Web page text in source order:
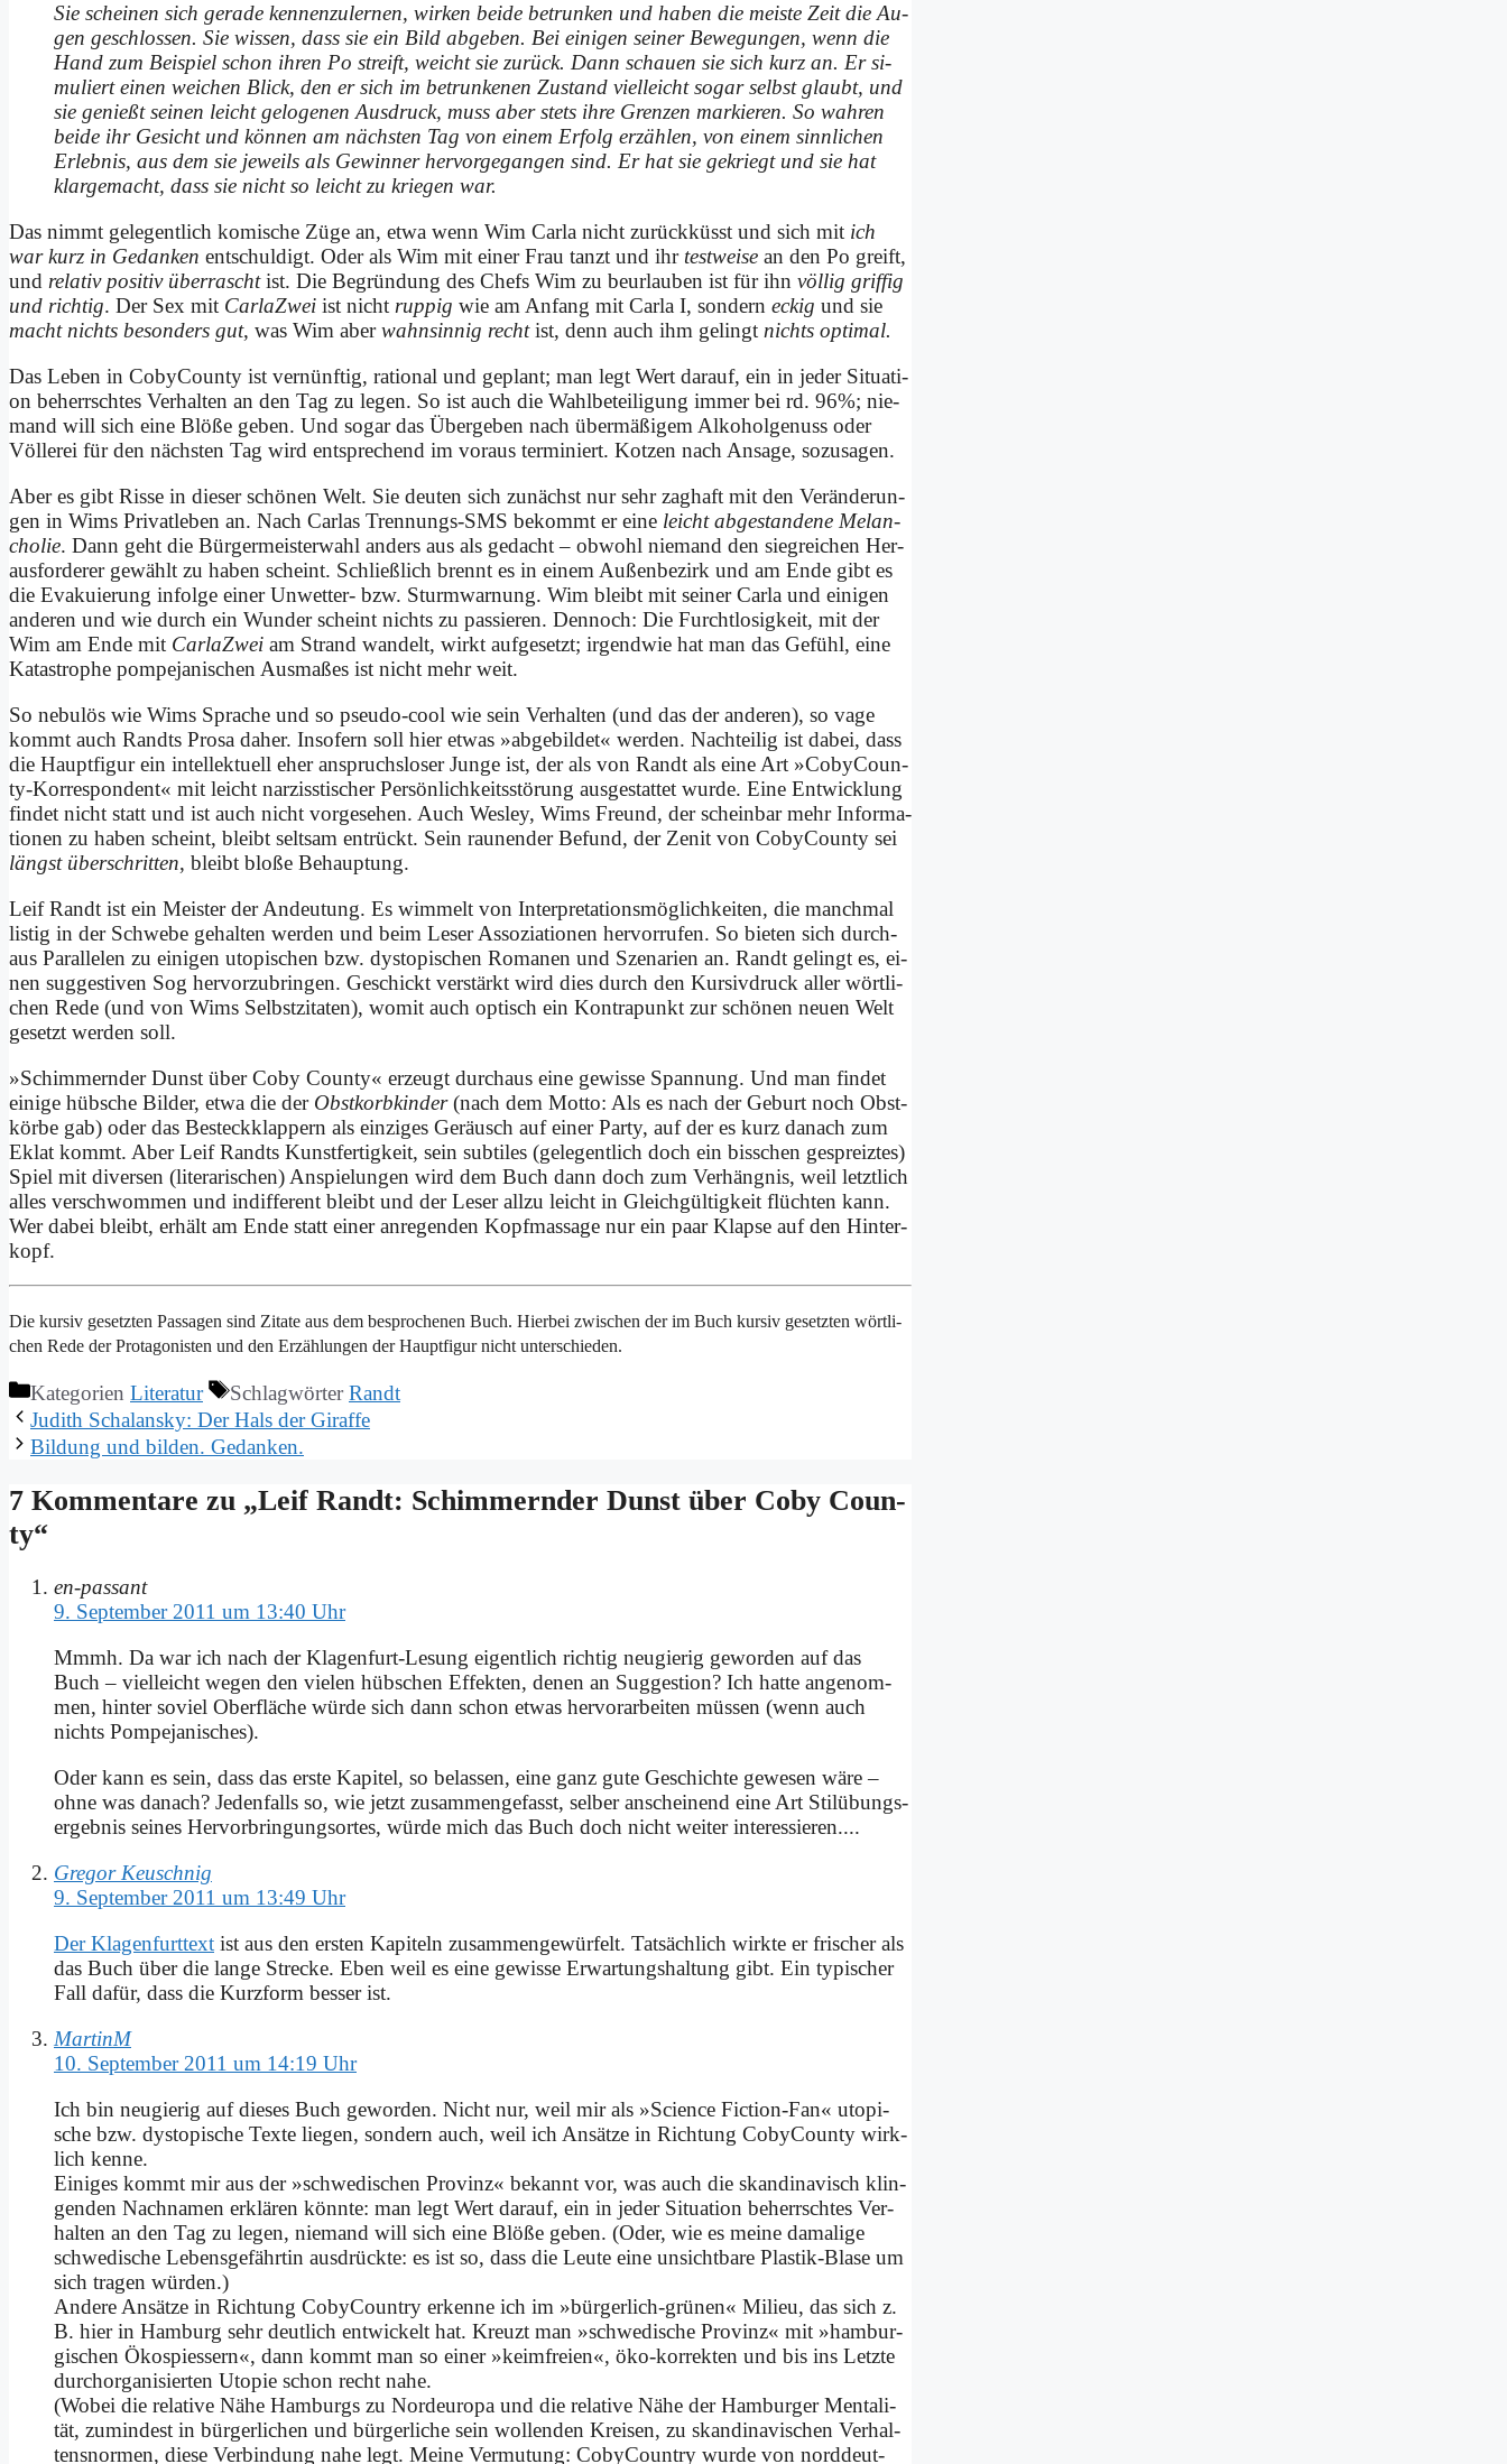
Sie schei­nen sich ge­ra­de ken­nen­zu­ler­nen, wir­ken bei­de be­trun­ken und ha­ben die mei­ste Zeit die Au­
gen ge­schlos­sen. Sie wis­sen, dass sie ein Bild ab­ge­ben. Bei ei­ni­gen sei­ner Be­we­gun­gen, wenn die
Hand zum Bei­spiel schon ih­ren Po streift, weicht sie zu­rück. Dann schau­en sie sich kurz an. Er si­
mu­liert ei­nen wei­chen Blick, den er sich im be­trun­ke­nen Zu­stand viel­leicht so­gar selbst glaubt, und
sie ge­nießt sei­nen leicht ge­lo­ge­nen Aus­druck, muss aber stets ih­re Gren­zen mar­kie­ren. So wah­ren
bei­de ihr Ge­sicht und kön­nen am näch­sten Tag von ei­nem Er­folg er­zäh­len, von ei­nem sinn­lichen
Er­leb­nis, aus dem sie je­weils als Ge­win­ner her­vor­ge­gan­gen sind. Er hat sie ge­kriegt und sie hat
klar­ge­macht, dass sie nicht so leicht zu krie­gen war.
Das nimmt ge­le­gent­lich ko­mi­sche Zü­ge an, et­wa wenn Wim Car­la nicht zu­rück­küsst und sich mit ich
war kurz in Ge­dan­ken ent­schul­digt. Oder als Wim mit ei­ner Frau tanzt und ihr test­wei­se an den Po greift,
und re­la­tiv po­si­tiv über­raschtist. Die Be­grün­dung des Chefs Wim zu be­ur­lau­ben ist für ihn völ­lig grif­fig
und rich­tig. Der Sex mit Car­la­Zwei ist nicht rup­pig wie am An­fang mit Car­la I, son­dern eckig und sie
macht nichts be­son­ders gut, was Wim aberwahn­sin­nig rechtist, denn auch ihm ge­lingt nichts op­ti­mal.
Das Le­ben in Co­by­Coun­ty ist ver­nünf­tig, ra­tio­nal und ge­plant; man legt Wert dar­auf, ein in je­der Si­tua­ti­
on be­herrsch­tes Ver­hal­ten an den Tag zu le­gen. So ist auch die Wahlbeteili­gung im­mer bei rd. 96%; nie­
mand will sich ei­ne Blö­ße ge­ben. Und so­gar das Über­geben nach über­mä­ßi­gem Al­ko­hol­ge­nuss oder
Völ­le­rei für den näch­sten Tag wird ent­spre­chend im vor­aus ter­mi­niert. Kot­zen nach An­sa­ge, so­zu­sa­gen.
Aber es gibt Ris­se in die­ser schö­nen Welt. Sie deu­ten sich zu­nächst nur sehr zag­haft mit den Ver­än­de­run­
gen in Wims Pri­vat­le­ben an. Nach Car­las Tren­nungs-SMS be­kommt er ei­ne leicht ab­ge­stan­de­ne Me­lan­
cho­lie. Dann geht die Bür­ger­mei­ster­wahl an­ders aus als ge­dacht – ob­wohl nie­mand den sieg­rei­chen Her­
aus­for­de­rer ge­wählt zu ha­ben scheint. Schließ­lich brennt es in ei­nem Au­ßen­be­zirk und am En­de gibt es
die Eva­ku­ie­rung in­fol­ge ei­ner Un­wet­ter- bzw. Sturm­war­nung. Wim bleibt mit sei­ner Car­la und ei­ni­gen
an­de­ren und wie durch ein Wun­der scheint nichts zu pas­sie­ren. Den­noch: Die Furcht­lo­sig­keit, mit der
Wim am En­de mit Car­la­Zwei am Strand wan­delt, wirkt auf­ge­setzt; ir­gend­wie hat man das Ge­fühl, ei­ne
Ka­ta­stro­phe pom­pe­ja­ni­schen Aus­ma­ßes ist nicht mehr weit.
So ne­bu­lös wie Wims Spra­che und so pseu­do-cool wie sein Ver­hal­ten (und das der an­de­ren), so va­ge
kommt auch Randts Pro­sa da­her. In­so­fern soll hier et­was »ab­ge­bil­det« wer­den. Nach­tei­lig ist da­bei, dass
die Haupt­fi­gur ein in­tel­lek­tu­ell eher an­spruchs­lo­ser Jun­ge ist, der als von Randt als ei­ne Art »Co­by­Coun­
ty-Kor­re­spon­dent« mit leicht nar­ziss­ti­scher Per­sön­lich­keits­stö­rung aus­ge­stat­tet wur­de. Ei­ne Ent­wick­lung
fin­det nicht statt und ist auch nicht vor­ge­se­hen. Auch Wes­ley, Wims Freund, der schein­bar mehr In­for­ma­
tio­nen zu ha­ben scheint, bleibt selt­sam ent­rückt. Sein rau­nen­der Be­fund, der Ze­nit von Co­by­Coun­ty sei
längst über­schrit­ten, bleibt blo­ße Be­haup­tung.
Leif Randt ist ein Mei­ster der An­deu­tung. Es wim­melt von In­ter­pre­ta­ti­ons­mög­lich­kei­ten, die manch­mal
li­stig in der Schwe­be ge­hal­ten wer­den und beim Le­ser As­so­zia­tio­nen her­vor­ru­fen. So bie­ten sich durch­
aus Par­al­le­len zu ei­ni­gen uto­pi­schen bzw. dys­to­pi­schen Ro­ma­nen und Sze­na­ri­en an. Randt ge­lingt es, ei­
nen sug­ge­sti­ven Sog her­vor­zu­brin­gen. Ge­schickt ver­stärkt wird dies durch den Kur­siv­druck al­ler wört­li­
chen Re­de (und von Wims Selbst­zi­ta­ten), wo­mit auch op­tisch ein Kon­tra­punkt zur schö­nen neu­en Welt
ge­setzt wer­den soll.
»Schim­mern­der Dunst über Co­by Coun­ty« er­zeugt durch­aus ei­ne ge­wis­se Span­nung. Und man fin­det
ei­ni­ge hüb­sche Bil­der, et­wa die der Obst­korb­kin­der(nach dem Mot­to: Als es nach der Ge­burt noch Obst­
kör­be gab) oder das Be­steck­klap­pern als ein­zi­ges Ge­räusch auf ei­ner Par­ty, auf der es kurz da­nach zum
Eklat kommt. Aber Leif Randts Kunst­fer­tig­keit, sein sub­ti­les (ge­le­gent­lich doch ein biss­chen ge­spreiz­tes)
Spiel mit di­ver­sen (li­te­ra­ri­schen) An­spie­lun­gen wird dem Buch dann doch zum Ver­häng­nis, weil letzt­lich
al­les ver­schwommen und in­dif­fe­rent bleibt und der Le­ser all­zu leicht in Gleich­gül­tig­keit flüch­ten kann.
Wer da­bei bleibt, er­hält am En­de statt ei­ner an­re­gen­den Kopf­massa­ge nur ein paar Klap­se auf den Hin­ter­
kopf.
Die kur­siv ge­setz­ten Pas­sa­gen sind Zi­ta­te aus dem be­spro­che­nen Buch. Hier­bei zwi­schen der im Buch kur­siv ge­setz­ten wört­li­
chen Re­de der Prot­ago­ni­sten und den Er­zäh­lun­gen der Haupt­fi­gur nicht un­ter­schie­den.
Kategorien Literatur SchlagwörterRandt
Ju­dith Schal­an­sky: Der Hals der Gi­raf­fe
Bil­dung und bil­den. Ge­dan­ken.
7 Kommentare zu „Leif Randt: Schim­mern­der Dunst über Co­by Coun­
ty“
en-passant
9. September 2011 um 13:40 Uhr
Mmmh. Da war ich nach der Kla­gen­furt-Le­sung ei­gent­lich rich­tig neu­gie­rig ge­wor­den auf das
Buch – viel­leicht we­gen den vie­len hüb­schen Ef­fek­ten, de­nen an Sug­ge­sti­on? Ich hat­te an­ge­nom­
men, hin­ter so­viel Ober­flä­che wür­de sich dann schon et­was her­vor­ar­bei­ten müs­sen (wenn auch
nichts Pom­pe­ja­ni­sches).
Oder kann es sein, dass das er­ste Ka­pi­tel, so be­las­sen, ei­ne ganz gu­te Ge­schich­te ge­we­sen wä­re –
oh­ne was da­nach? Je­den­falls so, wie jetzt zu­sam­men­ge­fasst, sel­ber an­schei­nend ei­ne Art Stil­übungs­
er­geb­nis sei­nes Her­vor­brin­gungs­or­tes, wür­de mich das Buch doch nicht wei­ter in­ter­es­sie­ren....
Gregor Keuschnig
9. September 2011 um 13:49 Uhr
Der Kla­gen­furt­text ist aus den er­sten Ka­pi­teln zu­sam­men­ge­wür­felt. Tat­säch­lich wirk­te er fri­scher als
das Buch über die lan­ge Strecke. Eben weil es ei­ne ge­wis­se Er­war­tungs­hal­tung gibt. Ein ty­pi­scher
Fall da­für, dass die Kurz­form bes­ser ist.
MartinM
10. September 2011 um 14:19 Uhr
Ich bin neu­gie­rig auf die­ses Buch ge­wor­den. Nicht nur, weil mir als »Sci­ence Fic­tion-Fan« uto­pi­
sche bzw. dys­to­pi­sche Tex­te lie­gen, son­dern auch, weil ich An­sät­ze in Rich­tung Co­by­Coun­ty wirk­
lich ken­ne.
Ei­ni­ges kommt mir aus der »schwe­di­schen Pro­vinz« be­kannt vor, was auch die skan­di­na­visch klin­
gen­den Nach­na­men er­klä­ren könn­te: man legt Wert dar­auf, ein in je­der Si­tua­ti­on be­herrsch­tes Ver­
hal­ten an den Tag zu le­gen, nie­mand will sich ei­ne Blö­ße ge­ben. (Oder, wie es mei­ne da­ma­li­ge
schwe­di­sche Le­bens­ge­fähr­tin aus­drück­te: es ist so, dass die Leu­te ei­ne un­sicht­ba­re Pla­stik-Bla­se um
sich tra­gen wür­den.)
An­de­re An­sät­ze in Rich­tung Co­by­Coun­try er­ken­ne ich im »bür­ger­lich-grü­nen« Mi­lieu, das sich z.
B. hier in Ham­burg sehr deut­lich ent­wickelt hat. Kreuzt man »schwe­di­sche Pro­vinz« mit »ham­bur­
gi­schen Öko­spie­ssern«, dann kommt man so ei­ner »keim­frei­en«, öko-kor­rek­ten und bis ins Letz­te
durch­or­ga­ni­sier­ten Uto­pie schon recht na­he.
(Wo­bei die re­la­ti­ve Nä­he Ham­burgs zu Nord­eu­ro­pa und die re­la­ti­ve Nä­he der Ham­bur­ger Men­ta­li­
tät, zu­min­dest in bür­ger­li­chen und bür­ger­li­che sein wol­len­den Krei­sen, zu skan­di­na­vi­schen Ver­hal­
tens­nor­men, die­se Ver­bin­dung na­he legt. Mei­ne Ver­mu­tung: Co­by­Coun­try wur­de von nord­deut­